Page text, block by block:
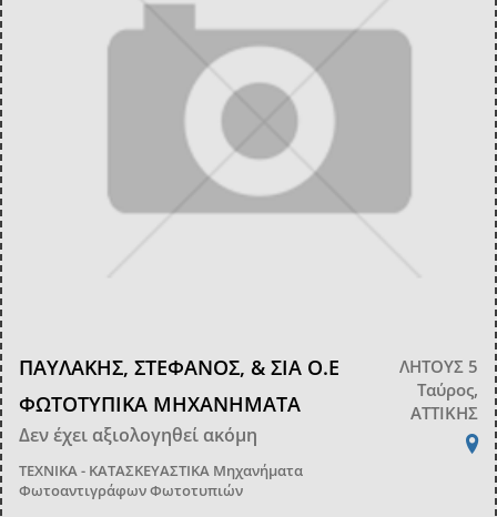
ΠΑΥΛΑΚΗΣ, ΣΤΕΦΑΝΟΣ, & ΣΙΑ Ο.Ε
ΦΩΤΟΤΥΠΙΚΑ ΜΗΧΑΝΗΜΑΤΑ
Δεν έχει αξιολογηθεί ακόμη
ΤΕΧΝΙΚΑ - ΚΑΤΑΣΚΕΥΑΣΤΙΚΑ Μηχανήματα
Φωτοαντιγράφων Φωτοτυπιών
ΛΗΤΟΥΣ 5
Ταύρος,
ΑΤΤΙΚΗΣ